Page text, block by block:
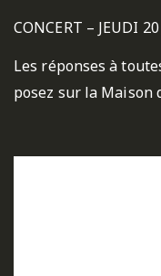
CONCERT – JEUDI
Les réponses à
posez sur la Maison